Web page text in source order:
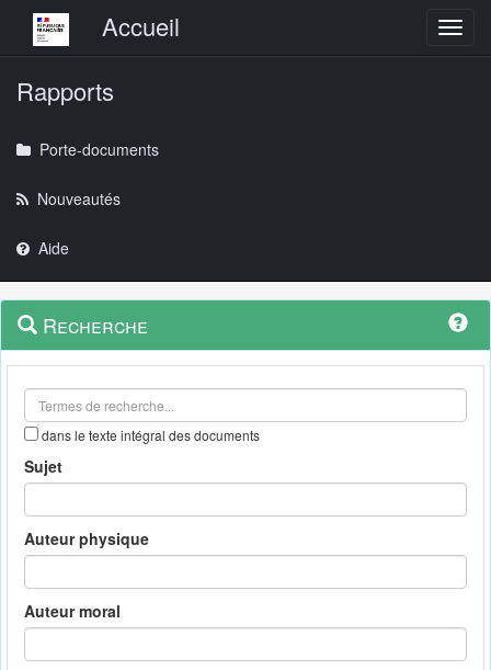
Menu principalAccueil
Rapports
Porte-documents
Nouveautés
Aide
Navigation
outils
Menu
contextuel
Recherche
dans le texte intégral des documents
Sujet
Auteur physique
Auteur moral